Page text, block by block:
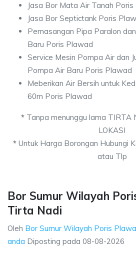
Jasa Bor Mata Air Tanah
Jasa Bor Septictank Poris
Pemasangan Pipa Paralon
Baru Poris Plawad
Service Mesin Pompa Air dan
Pompa Air Baru Poris Plawad
Meberikan Air Bersih untuk
60m Poris Plawad
*Tanpa menunggu lama TIRTA
LOKASI
*Untuk Harga Borongan Hubungi
atau Tlp
Bor Sumur Wilayah
Tirta Nadi
Oleh Bor Sumur Wilayah Poris
anda Diposting pada 08-08-2026